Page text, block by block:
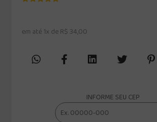
em até 1x de R$ 34,00
INFORME SEU CEP